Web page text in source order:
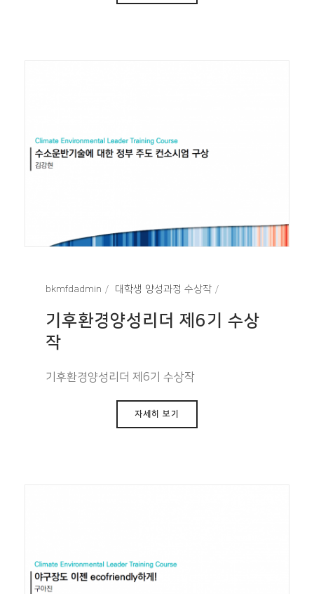
bkmfdadmin 대학생 양성과정 수상작
기후환경양성리더 제6기 수상
작
기후환경양성리더 제6기 수상작
자세히 보기